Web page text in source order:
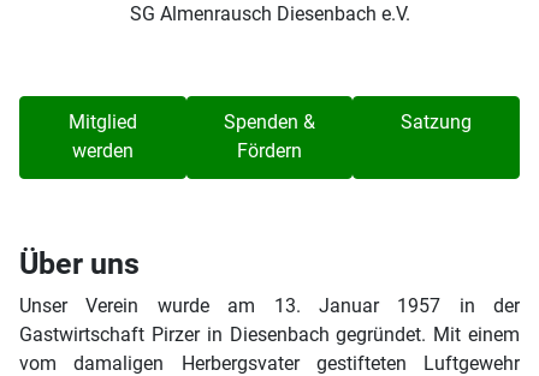
SG Almenrausch Diesenbach e.V.
Mitglied
werden
Spenden &
Fördern
Satzung
Über uns
Unser Verein wurde am 13. Januar 1957 in der
Gastwirtschaft Pirzer in Diesenbach gegründet. Mit einem
vom damaligen Herbergsvater gestifteten Luftgewehr